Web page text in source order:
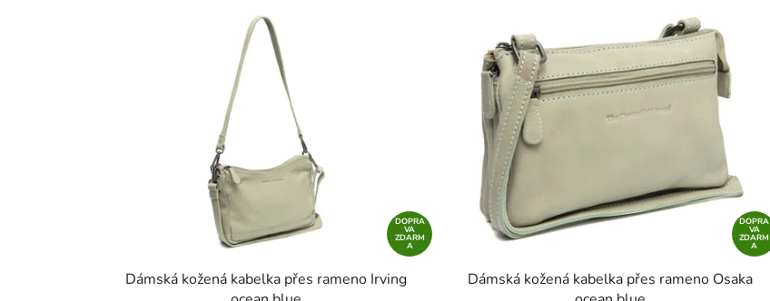
DOPRA
VA
ZDARM
A
Dámská kožená kabelka přes rameno Irving
DOPRA
VA
ZDARM
A
Dámská kožená kabelka přes rameno Osaka